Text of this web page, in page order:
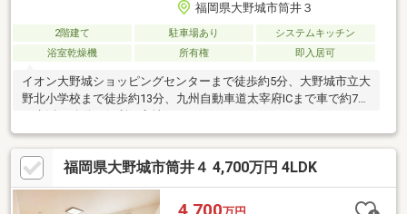
福岡県大野城市筒井３
2階建て 駐車場あり
システムキッチン
浴室乾燥機
所有権 即入居可
イオン大野城ショッピングセンターまで徒歩約5分、大野城市立大
野北小学校まで徒歩約13分、九州自動車道太宰府ICまで車で約7分
福岡県大野城市筒井４ 4,700万円 4LDK